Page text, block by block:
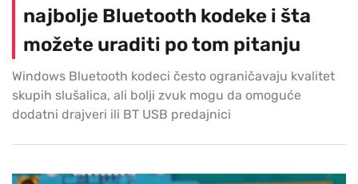
najbolje Bluetooth kodeke i šta
možete uraditi po tom pitanju
Windows Bluetooth kodeci često ograničavaju kvalitet
skupih slušalica, ali bolji zvuk mogu da omoguće
dodatni drajveri ili BT USB predajnici